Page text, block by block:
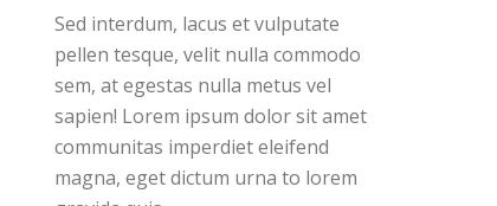
Sed interdum, lacus et vulputate
pellen tesque, velit nulla commodo
sem, at egestas nulla metus vel
sapien! Lorem ipsum dolor sit amet
communitas imperdiet eleifend
magna, eget dictum urna to lorem